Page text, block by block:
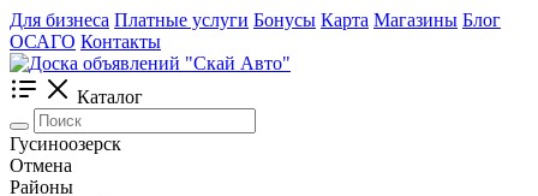
Для бизнеса Платные услуги Бонусы Карта Магазины Блог
ОСАГО Контакты
Каталог
Гусиноозерск
Отмена
Районы